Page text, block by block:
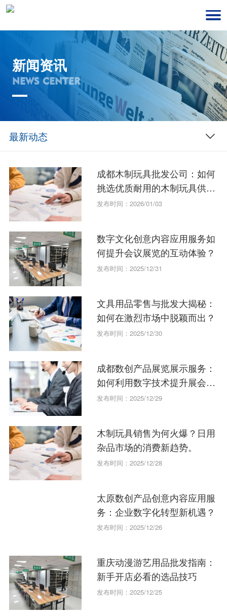
新闻资讯
NEWS CENTER
最新动态
成都木制玩具批发公司：如何
挑选优质耐用的木制玩具供应
商？
发布时间：2026/01/03
数字文化创意内容应用服务如
何提升会议展览的互动体验？
发布时间：2025/12/31
文具用品零售与批发大揭秘：
如何在激烈市场中脱颖而出？
发布时间：2025/12/30
成都数创产品展览展示服务：
如何利用数字技术提升展会效
果？
发布时间：2025/12/29
木制玩具销售为何火爆？日用
杂品市场的消费新趋势。
发布时间：2025/12/28
太原数创产品创意内容应用服
务：企业数字化转型新机遇？
发布时间：2025/12/26
重庆动漫游艺用品批发指南：
新手开店必看的选品技巧
发布时间：2025/12/25